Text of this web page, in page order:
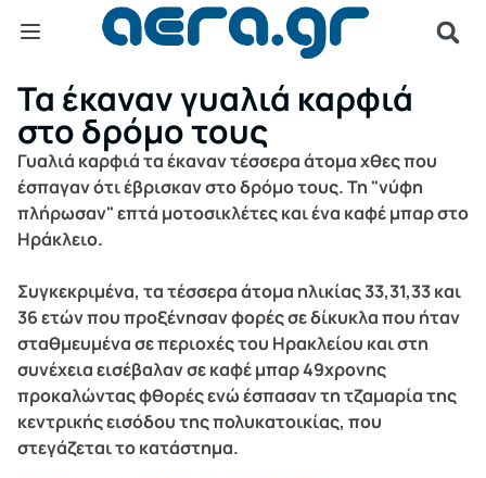
Τα έκαναν γυαλιά καρφιά
στο δρόμο τους
Γυαλιά καρφιά τα έκαναν τέσσερα άτομα χθες που
έσπαγαν ότι έβρισκαν στο δρόμο τους. Τη "νύφη
πλήρωσαν" επτά μοτοσικλέτες και ένα καφέ μπαρ στο
Ηράκλειο.
Συγκεκριμένα, τα τέσσερα άτομα ηλικίας 33,31,33 και
36 ετών που προξένησαν φορές σε δίκυκλα που ήταν
σταθμευμένα σε περιοχές του Ηρακλείου και στη
συνέχεια εισέβαλαν σε καφέ μπαρ 49χρονης
προκαλώντας φθορές ενώ έσπασαν τη τζαμαρία της
κεντρικής εισόδου της πολυκατοικίας, που
στεγάζεται το κατάστημα.